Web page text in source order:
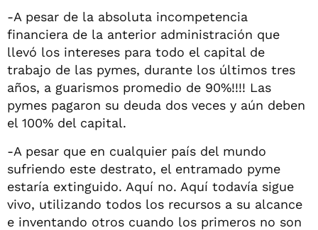
-A pesar de la absoluta incompetencia
financiera de la anterior administración que
llevó los intereses para todo el capital de
trabajo de las pymes, durante los últimos tres
años, a guarismos promedio de 90%!!!! Las
pymes pagaron su deuda dos veces y aún deben
el 100% del capital.
-A pesar que en cualquier país del mundo
sufriendo este destrato, el entramado pyme
estaría extinguido. Aquí no. Aquí todavía sigue
vivo, utilizando todos los recursos a su alcance
e inventando otros cuando los primeros no son